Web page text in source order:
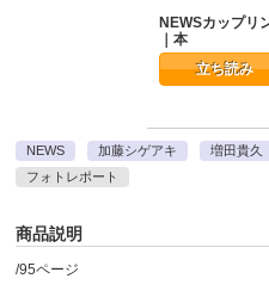
NEWSカップリ
｜本
立ち読み
NEWS 加藤シゲアキ 増田貴久
フォトレポート
商品説明
/95ページ